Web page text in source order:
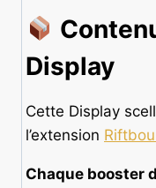
Display
Cette Display
l’extension
Chaque booster